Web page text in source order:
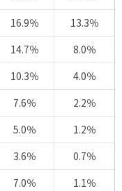
16.9％
13.3％
14.7％
8.0％
10.3％
4.0％
7.6％
2.2％
5.0％
1.2％
3.6％
0.7％
7.0％
1.1％